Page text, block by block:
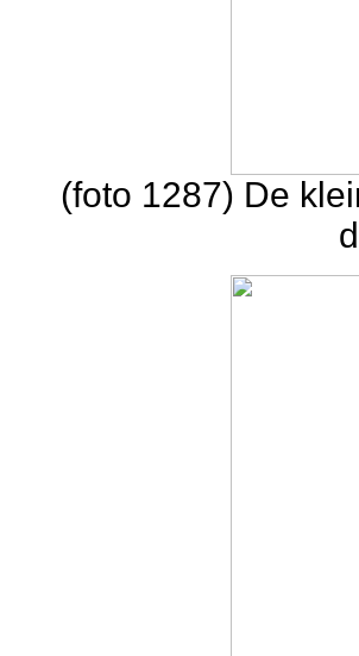
(foto 1287) De